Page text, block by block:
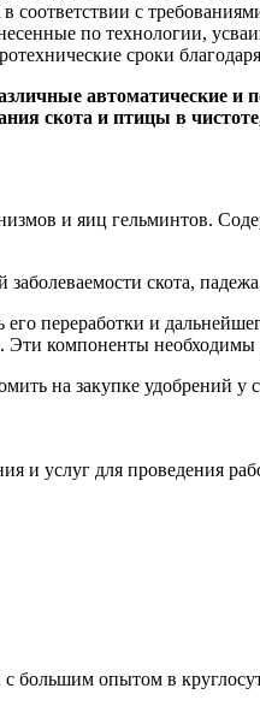
с
по технологии,
сроки
автоматические и
скота и птицы в
и яиц гельминтов.
скота,
переработки и
компоненты необходимы
на закупке удобрений
и услуг для проведения
большим опытом в